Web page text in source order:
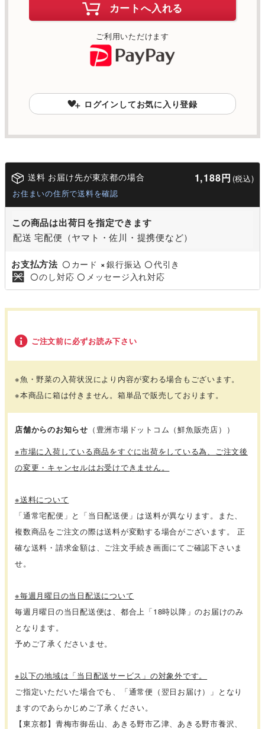
カートへ入れる
ご利用いただけます
ログインしてお気に入り登録
送料 お届け先が東京都の場合 1,188円 (税込)
お住まいの住所で送料を確認
この商品は出荷日を指定できます
配送 宅配便（ヤマト・佐川・提携便など）
お支払方法 〇 カード × 銀行振込 〇代引き
〇のし対応 〇 メッセージ入れ対応
ご注文前に必ずお読み下さい
※魚・野菜の入荷状況により内容が変わる場合もございます。
※本商品に箱は付きません。箱単品で販売しております。
店舗からのお知らせ （豊洲市場ドットコム（鮮魚販売店））
※市場に入荷している商品をすぐに出荷をしている為、ご注文後
の変更・キャンセルはお受けできません。
※送料について
「通常宅配便」と「当日配送便」は送料が異なります。また、
複数商品をご注文の際は送料が変動する場合がございます。 正
確な送料・請求金額は、ご注文手続き画面にてご確認下さいま
せ。
※毎週月曜日の当日配送について
毎週月曜日の当日配送便は、都合上「18時以降」のお届けのみ
となります。
予めご了承くださいませ。
※以下の地域は「当日配送サービス」の対象外です。
ご指定いただいた場合でも、「通常便（翌日お届け）」となり
ますのであらかじめご了承ください。
【東京都】青梅市御岳山、あきる野市乙津、あきる野市養沢、